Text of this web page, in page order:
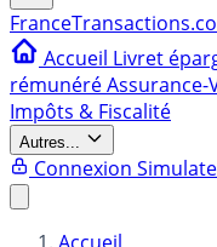
France
Accueil Livret
rémunéréAssurance-
Impôts & Fiscalité
Autres...
Connexion